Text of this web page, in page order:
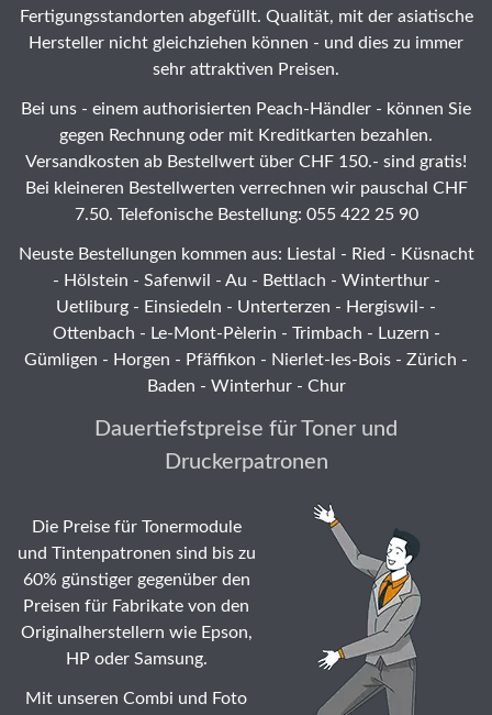
Fertigungsstandorten abgefüllt. Qualität, mit der asiatische
Hersteller nicht gleichziehen können - und dies zu immer
sehr attraktiven Preisen.
Bei uns - einem authorisierten Peach-Händler - können Sie
gegen Rechnung oder mit Kreditkarten bezahlen.
Versandkosten ab Bestellwert über CHF 150.- sind gratis!
Bei kleineren Bestellwerten verrechnen wir pauschal CHF
7.50. Telefonische Bestellung: 055 422 25 90
Neuste Bestellungen kommen aus: Liestal - Ried - Küsnacht
- Hölstein - Safenwil - Au - Bettlach - Winterthur-
Uetliburg - Einsiedeln - Unterterzen - Hergiswil- -
Ottenbach - Le-Mont-Pèlerin - Trimbach - Luzern -
Gümligen - Horgen - Pfäffikon - Nierlet-les-Bois - Zürich -
Baden - Winterhur - Chur
Dauertiefstpreise für Toner und
Druckerpatronen
Die Preise für Tonermodule
und Tintenpatronen sind bis zu
60% günstiger gegenüber den
Preisen für Fabrikate von den
Originalherstellern wie Epson,
HP oder Samsung.
Mit unseren Combi und Foto